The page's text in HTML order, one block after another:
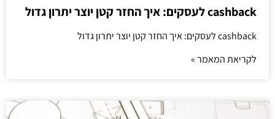
cashback לעסקים: איך החזר קטן יוצר יתרון גדול
cashback לעסקים: איך החזר קטן יוצר יתרון גדול
לקריאת המאמר »